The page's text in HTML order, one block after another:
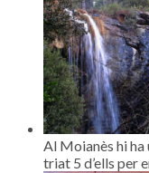
Al Moianès hi ha
triat 5 d’ells per